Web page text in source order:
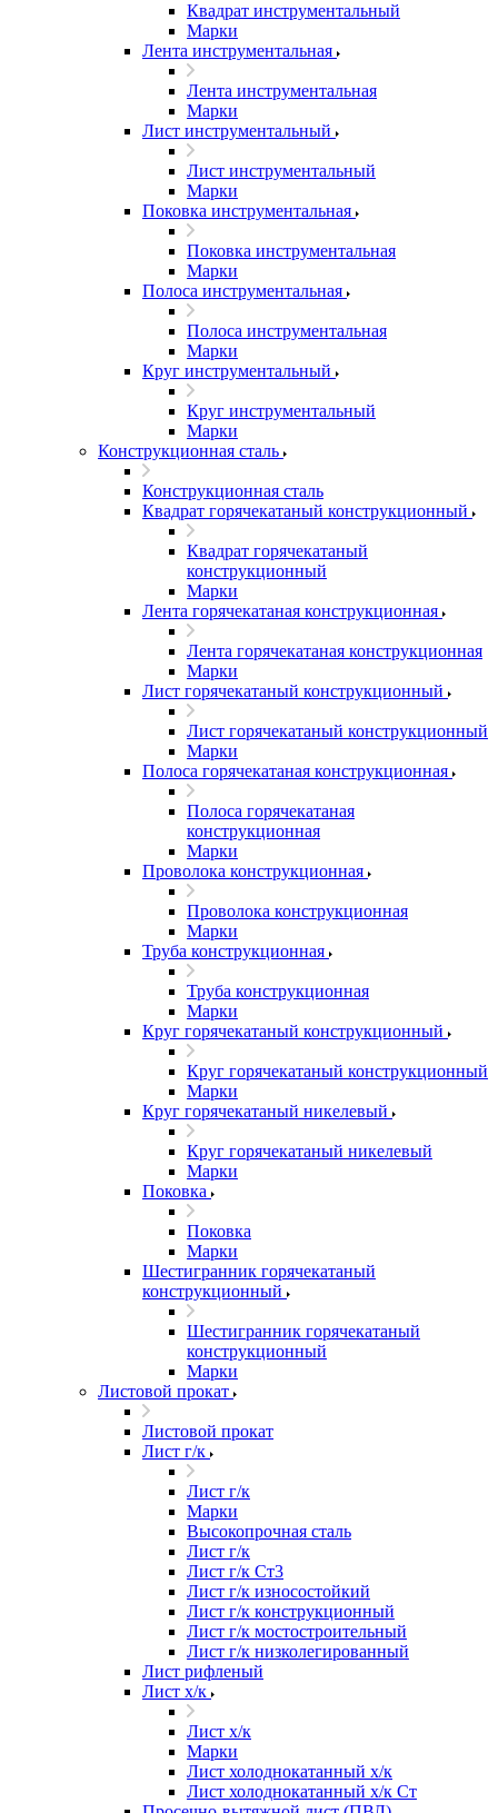
Квадрат инструментальный
Марки
Лента инструментальная
Лента инструментальная
Марки
Лист инструментальный
Лист инструментальный
Марки
Поковка инструментальная
Поковка инструментальная
Марки
Полоса инструментальная
Полоса инструментальная
Марки
Круг инструментальный
Круг инструментальный
Марки
Конструкционная сталь
Конструкционная сталь
Квадрат горячекатаный конструкционный
Квадрат горячекатаный
конструкционный
Марки
Лента горячекатаная конструкционная
Лента горячекатаная конструкционная
Марки
Лист горячекатаный конструкционный
Лист горячекатаный конструкционный
Марки
Полоса горячекатаная конструкционная
Полоса горячекатаная
конструкционная
Марки
Проволока конструкционная
Проволока конструкционная
Марки
Труба конструкционная
Труба конструкционная
Марки
Круг горячекатаный конструкционный
Круг горячекатаный конструкционный
Марки
Круг горячекатаный никелевый
Круг горячекатаный никелевый
Марки
Поковка
Поковка
Марки
Шестигранник горячекатаный
конструкционный
Шестигранник горячекатаный
конструкционный
Марки
Листовой прокат
Листовой прокат
Лист г/к
Лист г/к
Марки
Высокопрочная сталь
Лист г/к
Лист г/к Ст3
Лист г/к износостойкий
Лист г/к конструкционный
Лист г/к мостостроительный
Лист г/к низколегированный
Лист рифленый
Лист х/к
Лист х/к
Марки
Лист холоднокатанный х/к
Лист холоднокатанный х/к Ст